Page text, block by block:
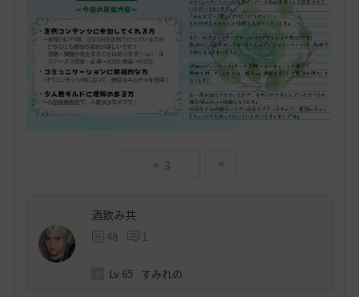
3
酒飲み共
48 1
Lv 65 すみれの